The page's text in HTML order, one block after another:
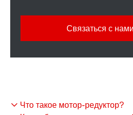
Что такое мотор-редуктор?
Связаться с